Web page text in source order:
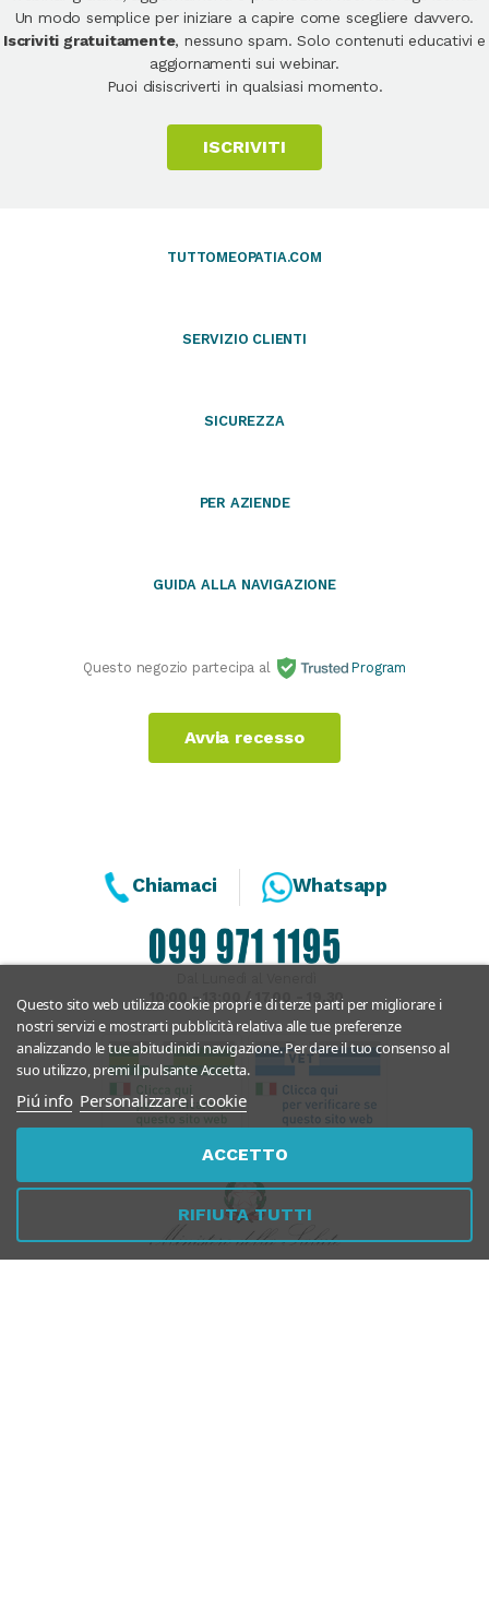
Un modo semplice per iniziare a capire come scegliere davvero.
Iscriviti gratuitamente, nessuno spam. Solo contenuti educativi e
aggiornamenti sui webinar.
Puoi disiscriverti in qualsiasi momento.
ISCRIVITI
TUTTOMEOPATIA.COM
SERVIZIO CLIENTI
SICUREZZA
PER AZIENDE
GUIDA ALLA NAVIGAZIONE
Questo negozio partecipa al Program
Avvia recesso
Questo sito web utilizza cookie propri e di terze parti per migliorare i
nostri servizi e mostrarti pubblicità relativa alle tue preferenze
analizzando le tue abitudinidi navigazione. Per dare il tuo consenso al
suo utilizzo, premi il pulsante Accetta.
Piú info Personalizzare i cookie
RIFIUTA TUTTI
ACCETTO
Chiamaci Whatsapp
10:00 - 13:00 / 17.00 - 19.30